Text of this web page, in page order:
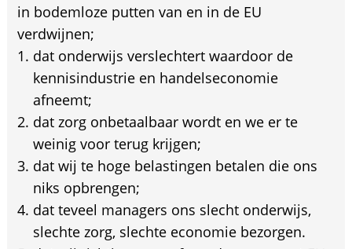
in bodemloze putten van en in de EU
verdwijnen;
dat onderwijs verslechtert waardoor de
kennisindustrie en handelseconomie
afneemt;
dat zorg onbetaalbaar wordt en we er te
weinig voor terug krijgen;
dat wij te hoge belastingen betalen die ons
niks opbrengen;
dat teveel managers ons slecht onderwijs,
slechte zorg, slechte economie bezorgen.